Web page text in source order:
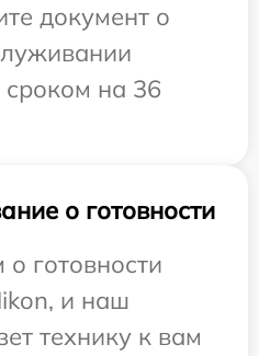
документ о
сроком на 36
о готовности
готовности
и наш
технику к вам